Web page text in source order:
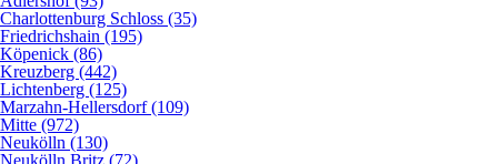
Charlottenburg Schloss (35)
Friedrichshain (195)
Köpenick (86)
Kreuzberg (442)
Lichtenberg (125)
Marzahn-Hellersdorf (109)
Mitte (972)
Neukölln (130)
Neukölln Britz (72)